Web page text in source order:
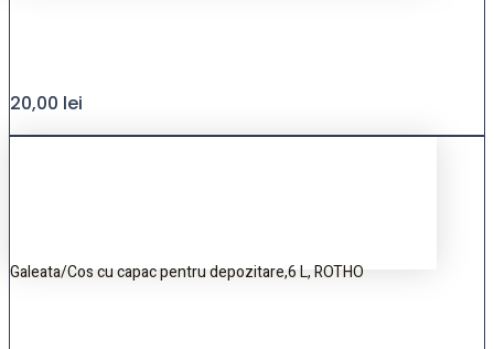
20,00 lei
Galeata/Cos cu capac pentru depozitare,6 L, ROTHO